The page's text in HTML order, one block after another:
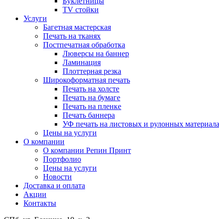
TV стойки
Услуги
Багетная мастерская
Печать на тканях
Постпечатная обработка
Люверсы на баннер
Ламинация
Плоттерная резка
Широкоформатная печать
Печать на холсте
Печать на бумаге
Печать на пленке
Печать баннера
УФ печать на листовых и рулонных
Цены на услуги
О компании
О компании Репин Принт
Портфолио
Цены на услуги
Новости
Доставка и оплата
Акции
Контакты